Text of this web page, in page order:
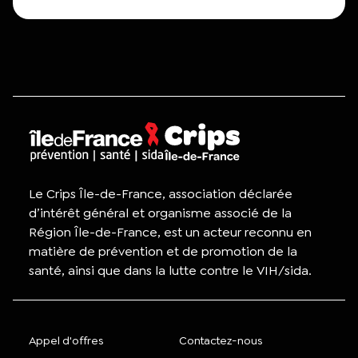
Le Crips Île-de-France, association déclarée
d’intérêt général et organisme associé de la
Région Île-de-France, est un acteur reconnu en
matière de prévention et de promotion de la
santé, ainsi que dans la lutte contre le VIH/sida.
Appel d'offres Contactez-nous